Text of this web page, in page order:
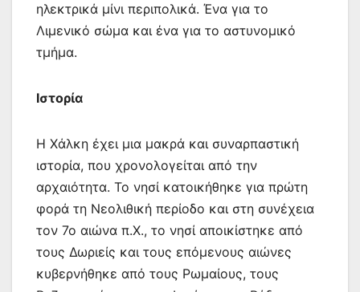
ηλεκτρικά μίνι περιπολικά. Ένα για το
Λιμενικό σώμα και ένα για το αστυνομικό
τμήμα.
Ιστορία
Η Χάλκη έχει μια μακρά και συναρπαστική
ιστορία, που χρονολογείται από την
αρχαιότητα. Το νησί κατοικήθηκε για πρώτη
φορά τη Νεολιθική περίοδο και στη συνέχεια
τον 7ο αιώνα π.Χ., το νησί αποικίστηκε από
τους Δωριείς και τους επόμενους αιώνες
κυβερνήθηκε από τους Ρωμαίους, τους